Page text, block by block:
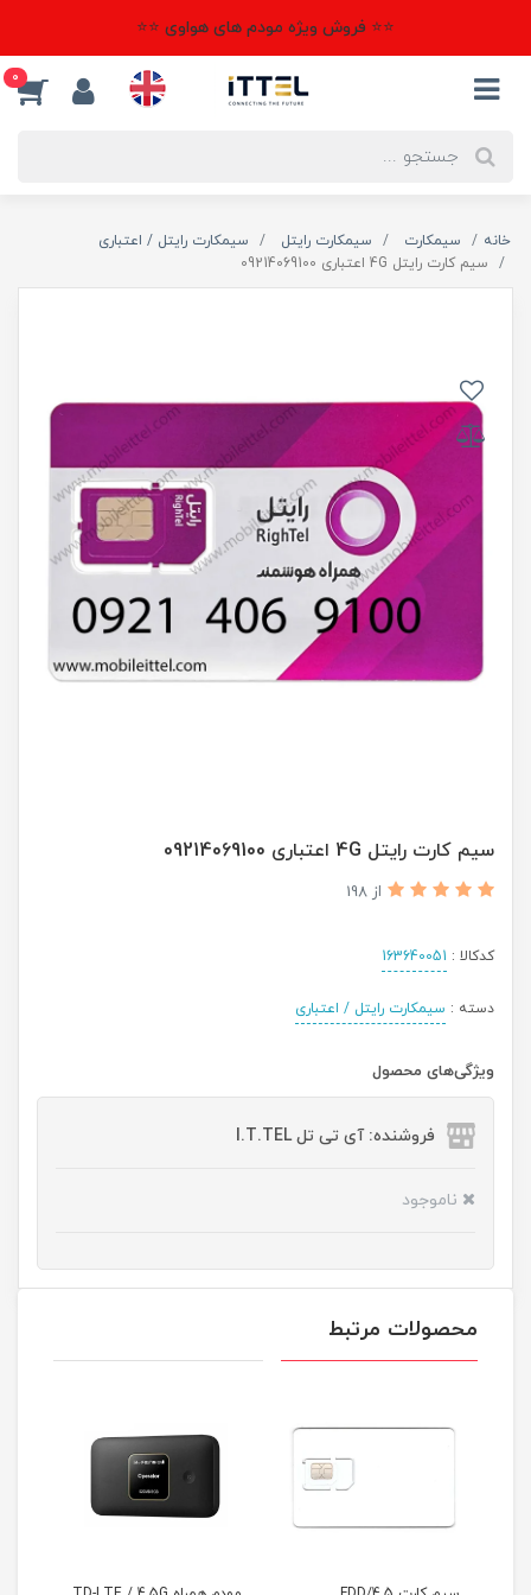
⭐⭐ فروش ویژه مودم های هواوی ⭐⭐
0
خانه سیمکارت سیمکارت رایتل
سیمکارت رایتل / اعتباری
سیم کارت رایتل 4G اعتباری 09214069100
سیم کارت رایتل 4G اعتباری 09214069100
از 198
کدکالا : 163640051
دسته : سیمکارت رایتل / اعتباری
ویژگی‌های محصول
فروشنده: آی تی تل I.T.TEL
ناموجود
محصولات مرتبط